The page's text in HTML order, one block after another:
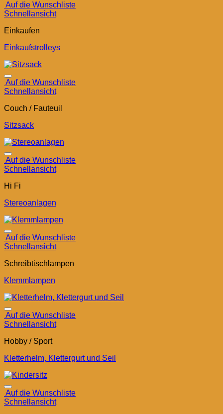
Auf die Wunschliste
Schnellansicht
Einkaufen
Einkaufstrolleys
Auf die Wunschliste
Schnellansicht
Couch / Fauteuil
Sitzsack
Auf die Wunschliste
Schnellansicht
Hi Fi
Stereoanlagen
Auf die Wunschliste
Schnellansicht
Schreibtischlampen
Klemmlampen
Auf die Wunschliste
Schnellansicht
Hobby / Sport
Kletterhelm, Klettergurt und Seil
Auf die Wunschliste
Schnellansicht